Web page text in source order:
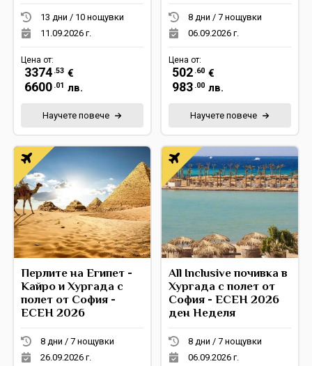
13 дни / 10 нощувки
11.09.2026 г.
Цена от:
3374 .53 €
6600 .01 лв.
Научете повече
8 дни / 7 нощувки
06.09.2026 г.
Цена от:
502 .60 €
983 .00 лв.
Научете повече
Перлите на Египет -
Кайро и Хургада с
полет от София -
ЕСЕН 2026
8 дни / 7 нощувки
26.09.2026 г.
All Inclusive почивка в
Хургада с полет от
София - ЕСЕН 2026
ден Неделя
8 дни / 7 нощувки
06.09.2026 г.